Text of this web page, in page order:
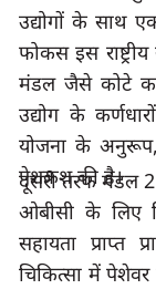
उद्योगों के साथ
फोकस इस
मंडल जैसे कोटे का
उद्योग के
योजना के अनुरूप,
पेशकश की है।
दूसरी तरफ मंडल 2
ओबीसी के लिए
सहायता प्राप्त
चिकित्सा में पेशेवर